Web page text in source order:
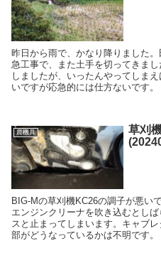
昨日から雨で、かなり降りました
急工事で、また土手を切ってきま
しましたが、いったんやってしま
いですが応急的には仕方ないです
農機具
草刈
BIG-Mの草刈機KC26の調子が悪い
エンジンクリーナを吹き込むとし
スと止まってしまいます。キャブ
部がどうなっているかは不明です。